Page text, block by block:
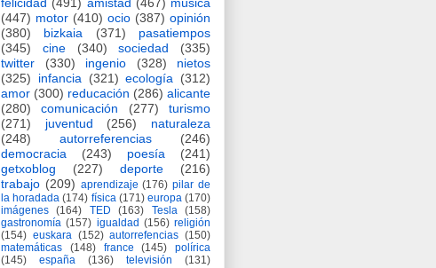
(447) motor (410) ocio (387) opinión
(380)
bizkaia (371)
pasatiempos
(345)
cine (340) sociedad
(335)
twitter
(330) ingenio (328)
nietos
(325)
infancia (321) ecología
(312)
amor (300) reducación (286) alicante
(280)
comunicación (277)
turismo
(271)
juventud (256)
naturaleza
(248)
autorreferencias
(246)
democracia
(243) poesía
(241)
getxoblog
(227) deporte
(216)
trabajo (209) aprendizaje (176) pilar de
la horadada (174) física (171) europa (170)
imágenes
(164) TED (163) Tesla
(158)
gastronomía (157) igualdad (156) religión
(154) euskara (152) autorrefencias (150)
matemáticas
(148) france (145)
polírica
(145)
españa (136) televisión
(131)